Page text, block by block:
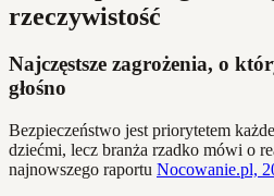
rzeczywistość
Najczęstsze zagrożenia, o
głośno
Bezpieczeństwo jest priorytetem
dziećmi, lecz branża rzadko mówi o
najnowszego raportu Nocowanie.pl,